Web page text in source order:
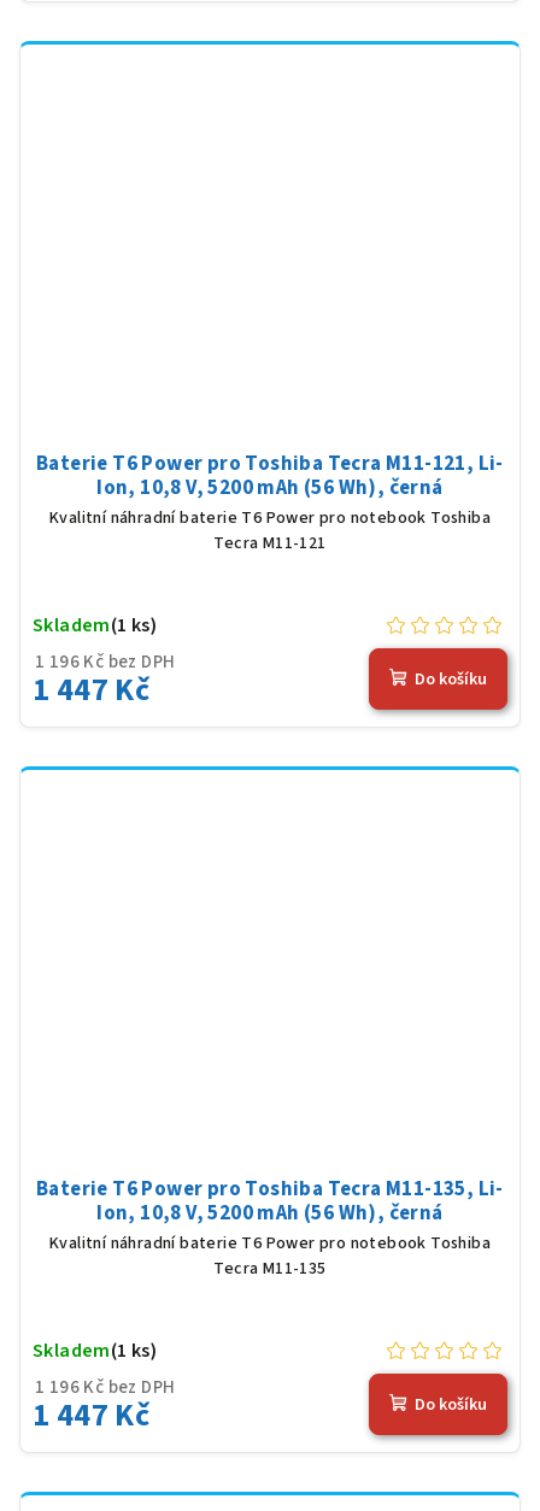
Baterie T6 Power pro Toshiba Tecra M11-121, Li-
Ion, 10,8 V, 5200 mAh (56 Wh), černá
Kvalitní náhradní baterie T6 Power pro notebook Toshiba
Tecra M11-121
1 196 Kč bez DPH
1 447 Kč
Skladem(1 ks)
Do košíku
Baterie T6 Power pro Toshiba Tecra M11-135, Li-
Ion, 10,8 V, 5200 mAh (56 Wh), černá
Kvalitní náhradní baterie T6 Power pro notebook Toshiba
Tecra M11-135
1 196 Kč bez DPH
1 447 Kč
Skladem(1 ks)
Do košíku